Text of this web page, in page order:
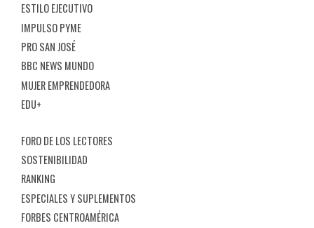
ESTILO EJECUTIVO
IMPULSO PYME
PRO SAN JOSÉ
BBC NEWS MUNDO
MUJER EMPRENDEDORA
EDU+
FORO DE LOS LECTORES
SOSTENIBILIDAD
RANKING
ESPECIALES Y SUPLEMENTOS
FORBES CENTROAMÉRICA